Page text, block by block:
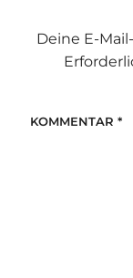
Deine E-
KOMMENTAR *